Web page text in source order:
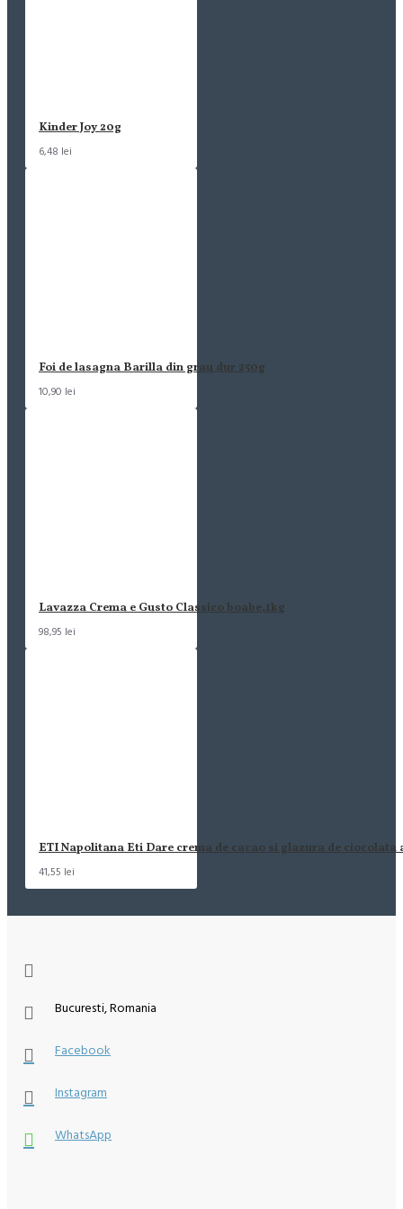
Kinder Joy 20g
6,48 lei
Foi de lasagna Barilla din grau dur 250g
10,90 lei
Lavazza Crema e Gusto Classico boabe,1kg
98,95 lei
ETI Napolitana Eti Dare crema de cacao si glazura de ciocolata
41,55 lei
Bucuresti, Romania
Facebook
Instagram
WhatsApp